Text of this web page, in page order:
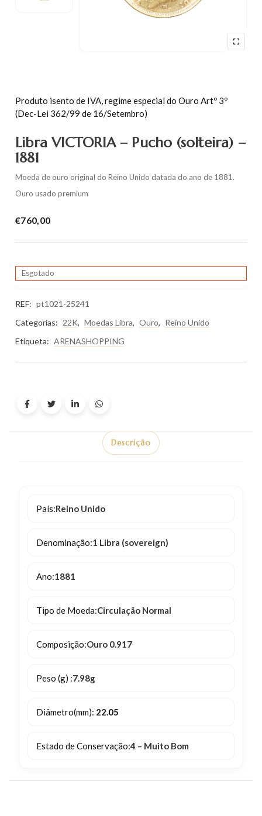
Libra VICTORIA – Pucho (solteira) –
1881
Moeda de ouro original do Reino Unido datada do ano de 1881.
Ouro usado premium
€760,00
Esgotado
Produto isento de IVA, regime especial do Ouro Artº 3º
(Dec-Lei 362/99 de 16/Setembro)
REF: pt1021-25241
Categorias: 22K, Moedas Libra, Ouro, Reino Unido
Etiqueta: ARENASHOPPING
Descrição
País:Reino Unido
Denominação:1 Libra (sovereign)
Ano:1881
Tipo de Moeda:Circulação Normal
Composição:Ouro 0.917
Peso (g) :7.98g
Diâmetro(mm): 22.05
Estado de Conservação:4 – Muito Bom